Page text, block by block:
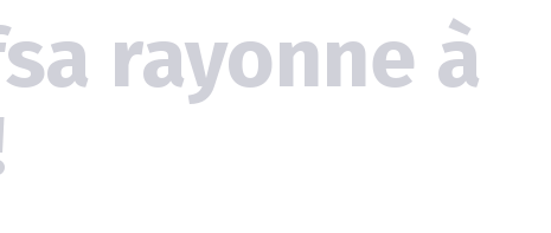
rayonne à